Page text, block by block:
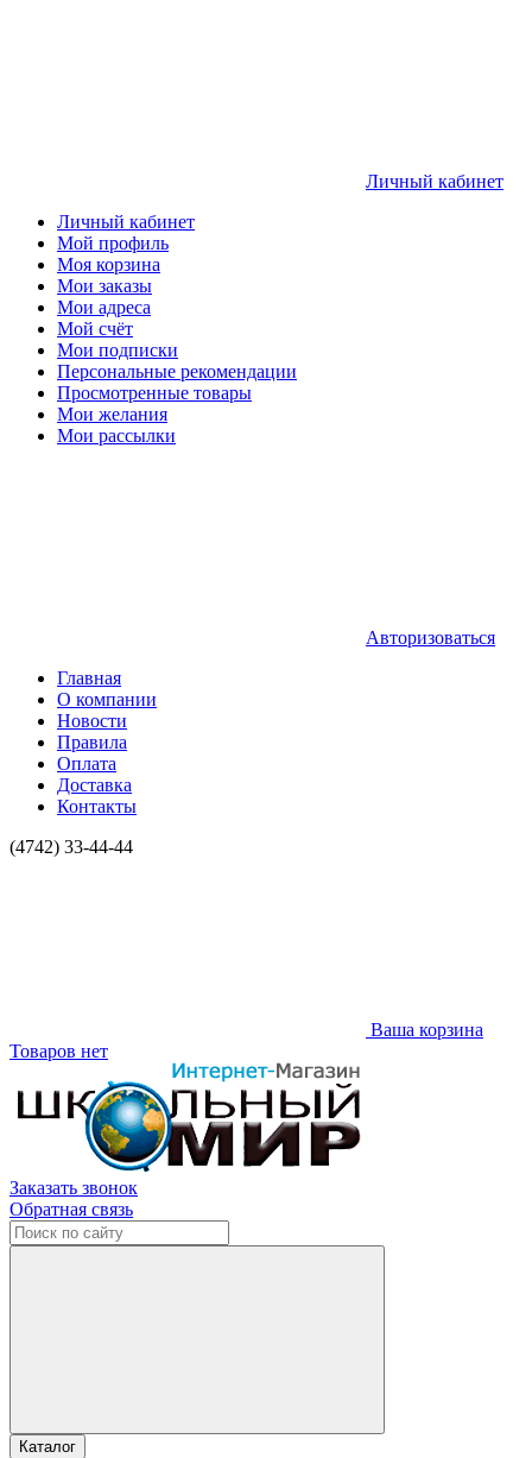
Личный кабинет
Личный кабинет
Мой профиль
Моя корзина
Мои заказы
Мои адреса
Мой счёт
Мои подписки
Персональные рекомендации
Просмотренные товары
Мои желания
Мои рассылки
Авторизоваться
Главная
О компании
Новости
Правила
Оплата
Доставка
Контакты
(4742) 33-44-44
Ваша корзина
Товаров нет
Заказать звонок
Обратная связь
Каталог